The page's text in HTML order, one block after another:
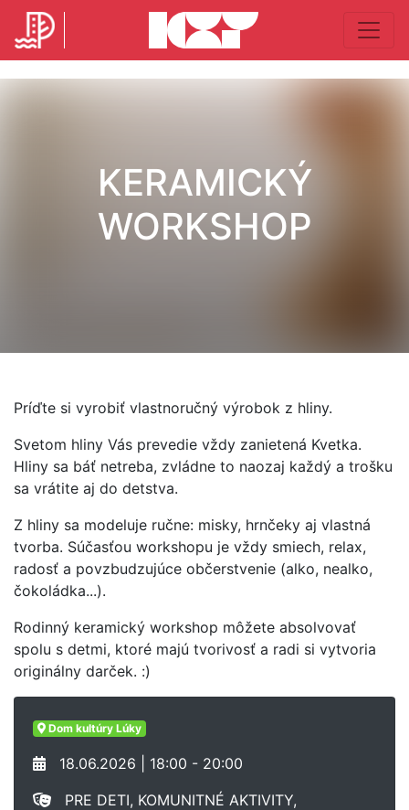
KERAMICKÝ
WORKSHOP
Príďte si vyrobiť vlastnoručný výrobok z hliny.
Svetom hliny Vás prevedie vždy zanietená Kvetka.
Hliny sa báť netreba, zvládne to naozaj každý a trošku
sa vrátite aj do detstva.
Z hliny sa modeluje ručne: misky, hrnčeky aj vlastná
tvorba. Súčasťou workshopu je vždy smiech, relax,
radosť a povzbudzujúce občerstvenie (alko, nealko,
čokoládka...).
Rodinný keramický workshop môžete absolvovať
spolu s detmi, ktoré majú tvorivosť a radi si vytvoria
originálny darček. :)
Dom kultúry Lúky
18.06.2026 | 18:00 - 20:00
PRE DETI, KOMUNITNÉ AKTIVITY,